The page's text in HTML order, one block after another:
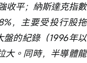
收平；納斯達克指數
，主要受投行股拖
盤的紀錄（1996年以
大。同時，半導體龍